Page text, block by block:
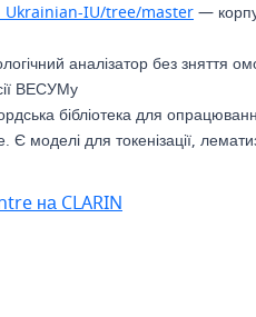
IU/tree/master —
аналізатор без зняття
ВЕСУМу
бібліотека для
моделі для токенізації,
на CLARIN